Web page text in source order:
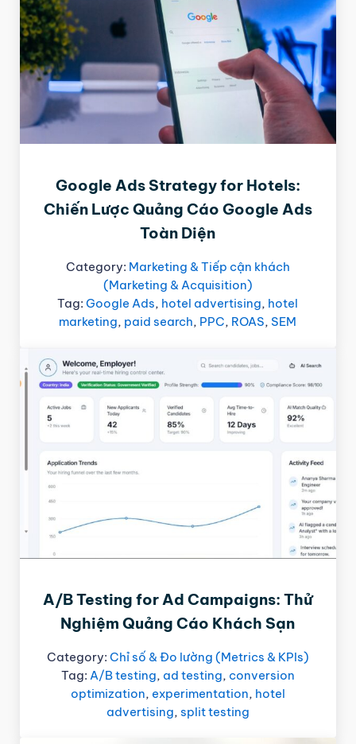
Google Ads Strategy for Hotels:
Chiến Lược Quảng Cáo Google Ads
Toàn Diện
Category: Marketing & Tiếp cận khách
(Marketing & Acquisition)
Tag:Google Ads, hotel advertising, hotel
marketing, paid search, PPC, ROAS, SEM
A/B Testing for Ad Campaigns: Thử
Nghiệm Quảng Cáo Khách Sạn
Category: Chỉ số & Đo lường (Metrics & KPIs)
Tag: A/B testing, ad testing, conversion
optimization, experimentation, hotel
advertising, split testing